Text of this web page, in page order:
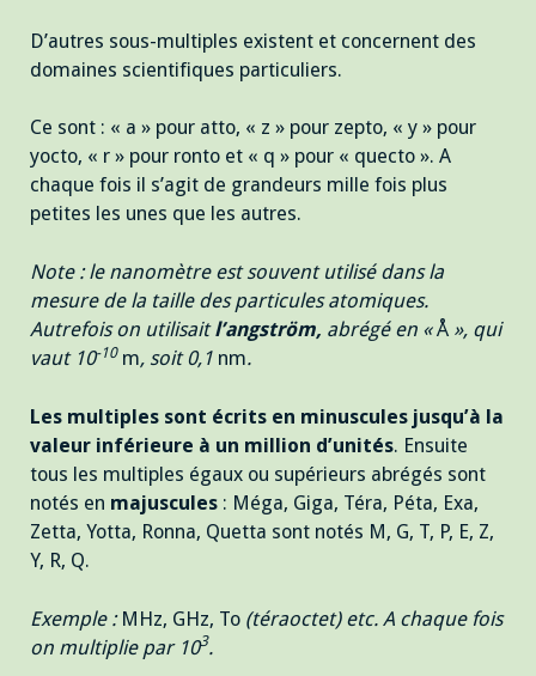
D’autres sous-multiples existent et concernent des
domaines scientifiques particuliers.
Ce sont : « a » pour atto, « z » pour zepto, « y » pour
yocto, « r » pour ronto et « q » pour « quecto ». A
chaque fois il s’agit de grandeurs mille fois plus
petites les unes que les autres.
Note : le nanomètre est souvent utilisé dans la
mesure de la taille des particules atomiques.
Autrefois on utilisaitl’angström, abrégé en «Å », qui
vaut 10-10m, soit 0,1 nm.
Les multiples sont écrits en minuscules jusqu’à la
valeur inférieure à un million d’unités. Ensuite
tous les multiples égaux ou supérieurs abrégés sont
notés en majuscules : Méga, Giga, Téra, Péta, Exa,
Zetta, Yotta, Ronna, Quetta sont notés M, G, T, P, E, Z,
Y, R, Q.
Exemple : MHz, GHz, To (téraoctet) etc. A chaque fois
on multiplie par 103.